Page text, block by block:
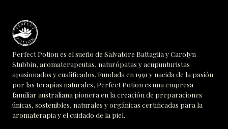
Perfect Potion es el sueño de Salvatore Battaglia y Carolyn
Stubbin, aromaterapeutas, naturópatas y acupunturistas
apasionados y cualificados. Fundada en 1991 y nacida de la pasión
por las terapias naturales, Perfect Potion es una empresa
familiar australiana pionera en la creación de preparaciones
únicas, sostenibles, naturales y orgánicas certificadas para la
aromaterapia y el cuidado de la piel.